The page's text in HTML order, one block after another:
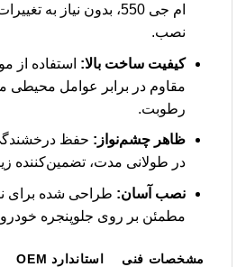
ام جی 550، بدون نیاز به
نصب.
کیفیت ساخت بالا: استفاده از
مقاوم در برابر عوامل محیطی
رطوبت.
ظاهر چشم‌نواز: حفظ
در طولانی مدت، تضمین‌کننده
نصب آسان: طراحی شده برای
مطمئن بر روی جلوپنجره
مشخصات فنی
استاندارد OEM